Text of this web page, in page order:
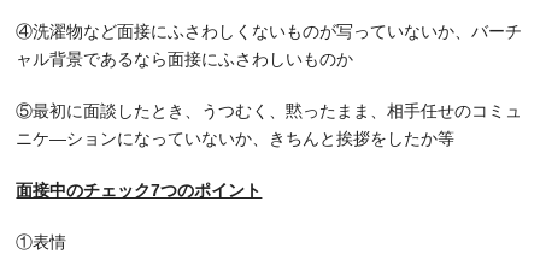
④洗濯物など面接にふさわしくないものが写っていないか、バーチ
ャル背景であるなら面接にふさわしいものか
⑤最初に面談したとき、うつむく、黙ったまま、相手任せのコミュ
ニケ―ションになっていないか、きちんと挨拶をしたか等
面接中のチェック7つのポイント
①表情